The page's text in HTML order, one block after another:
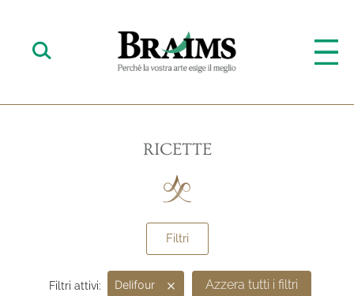
RICETTE
Filtri
Filtri attivi: Delifour × Azzera tutti i filtri